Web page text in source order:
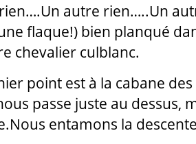
autre rien…..Un
flaque!) bien planqué
chevalier culblanc.
point est à la cabane
passe juste au dessus,
entamons la